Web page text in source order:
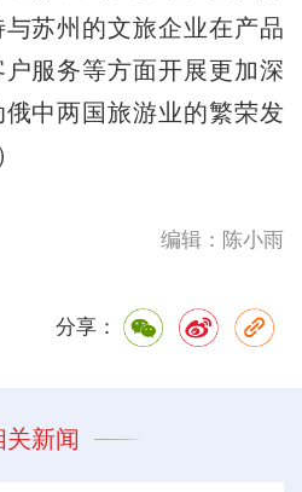
苏州的文旅企业在产品
服务等方面开展更加深
中两国旅游业的繁荣发
编辑：陈小雨
分享：
关新闻